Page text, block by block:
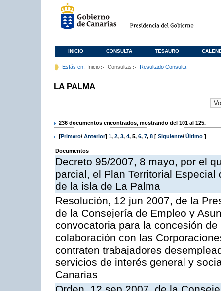
INICIO CONSULTA TESAURO
Estás en: Inicio Consultas Resultado Consulta
LA PALMA
236 documentos encontrados, mostrando del 101 al 125.
[Primero/ Anterior] 1, 2, 3, 4, 5, 6, 7, 8 [ Siguiente/ Último ]
Documentos
Decreto 95/2007, 8 mayo, por el
parcial, el Plan Territorial
de la isla de La Palma
Resolución, 12 jun 2007, de la
de la Consejería de Empleo y
convocatoria para la concesión
colaboración con las
contraten trabajadores
servicios de interés general y
Canarias